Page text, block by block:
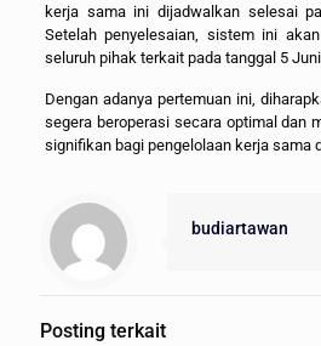
kerja sama ini dijadwalkan selesai
Setelah penyelesaian, sistem ini
seluruh pihak terkait pada tanggal 5
Dengan adanya pertemuan ini,
segera beroperasi secara optimal dan
signifikan bagi pengelolaan kerja sama
budiartawan
Posting terkait